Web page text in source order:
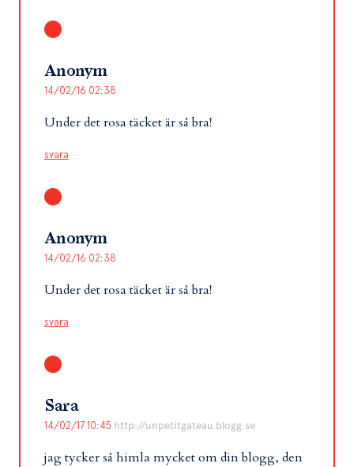
Anonym
14/02/16 02:38
Under det rosa täcket är så bra!
svara
Anonym
14/02/16 02:38
Under det rosa täcket är så bra!
svara
Sara
14/02/17 10:45 http://unpetitgateau.blogg.se
jag tycker så himla mycket om din blogg, den